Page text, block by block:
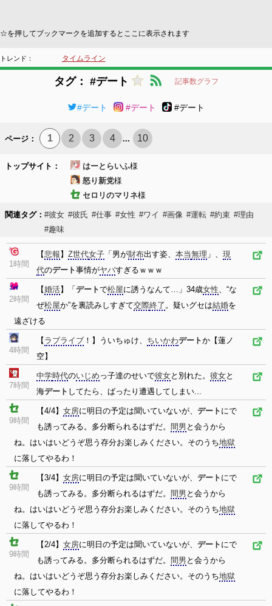
☆を押してブックマークを追加するとここに表示されます
タイムライン
トレンド：
タグ： #デート 記事数グラフ
#デート #デート #デート
ページ： 1 2 3 4 ... 10
トップサイト： はーとらいふ様
怒り新党様
セロリのマリネ様
関連タグ： #彼女 #彼氏 #仕事 #女性 #ワイ #画像 #運転 #約束 #理由
#趣味
1時間
【悲報 】 Z世代女子 「男が財布出す姿、 本当無理 」、 現
代のデート事情がヤバすぎるｗｗｗ
2時間
【婚活】「 デートで松屋に誘うなんて…」34歳女性、“な
ぜ松屋か”を裏読みしすぎて交際終了 。疑いグセは結婚を
遠ざける
4時間
【 ラブライブ ！】ういちゅけ、 ちいかわデートか【蓮ノ
空】
7時間
中学時代のいじめ っ子達のせいで彼女と別れた。 彼女と
海デート してたら、ばったり遭遇してしまい...
9時間
【4/4】 女房に明日の予定は聞いていないが、 デート にで
も誘ってみる。多分断られるはずだ。 間男 と会うから
ね。はいはいどうぞ思う存分お楽しみください。そのうち地獄
に落してやるわ！
9時間
【3/4】 女房に明日の予定は聞いていないが、 デート にで
も誘ってみる。多分断られるはずだ。 間男 と会うから
ね。はいはいどうぞ思う存分お楽しみください。そのうち地獄
に落してやるわ！
9時間
【2/4】 女房に明日の予定は聞いていないが、 デート にで
も誘ってみる。多分断られるはずだ。 間男 と会うから
ね。はいはいどうぞ思う存分お楽しみください。そのうち地獄
に落してやるわ！